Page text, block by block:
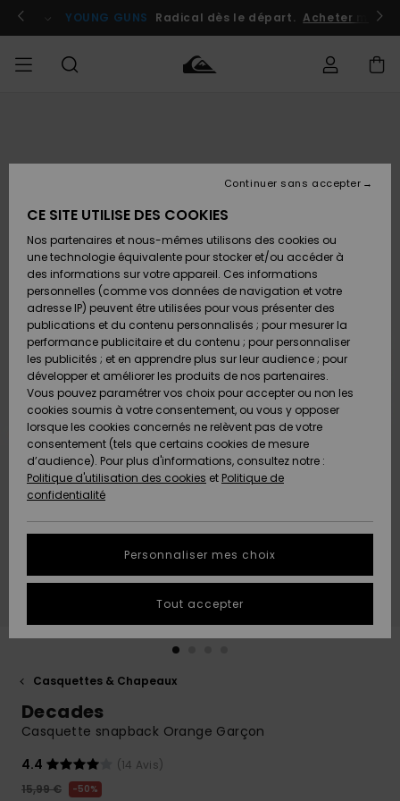
l'information
le
Se connecter / s'inscrire
YOUNG GUNS Radical dès le départ. Acheter
Chaussures
& Tongs
Surf
Snow
Nouveautés
A
Découvrir
Chaussures
& Tongs
Surf
Snow
Nouveautés
A
Découvrir
FEMME
A
Découvrir
Snow
SURF
Surf
Shop
Enfant
Highlights
Communauté
SNOW
Snow
Shop
Enfant
Snow
Shop
Femme
A
Découvrir
Communauté
OUTLET
Enfant
Outlet
Femme
AIDE &
CONTACT
Retours
Paiement
Carte
Cadeau
Quiksilver
Freedom
Protection
des
tailles
conversation
obtenir la
à votre
Démarrer
MAGASINS
QUIKSILVER
Casquettes & Chapeaux
Decades
Casquette snapback Orange Garçon
4.4
(14 Avis)
15,99 €
50%
CE SITE UTILISE DES COOKIES
Nos partenaires et nous-mêmes utilisons des cookies ou
une technologie équivalente pour stocker et/ou accéder à
des informations sur votre appareil. Ces informations
personnelles (comme vos données de navigation et votre
adresse IP) peuvent être utilisées pour vous présenter des
publications et du contenu personnalisés ; pour mesurer la
performance publicitaire et du contenu ; pour personnaliser
les publicités ; et en apprendre plus sur leur audience ; pour
développer et améliorer les produits de nos partenaires.
Vous pouvez paramétrer vos choix pour accepter ou non les
cookies soumis à votre consentement, ou vous y opposer
lorsque les cookies concernés ne relèvent pas de votre
consentement (tels que certains cookies de mesure
d’audience). Pour plus d'informations, consultez notre :
Politique d'utilisation des cookies et Politique de
confidentialité
Personnaliser mes choix
Continuer sans accepter
Tout accepter